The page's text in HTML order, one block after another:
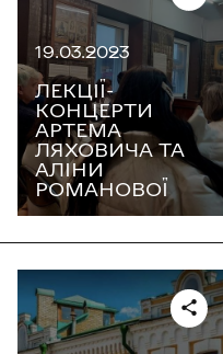
19.03.2023
ЛЕКЦІЇ-
КОНЦЕРТИ
АРТЕМА
ЛЯХОВИЧА ТА
АЛІНИ
РОМАНОВОЇ